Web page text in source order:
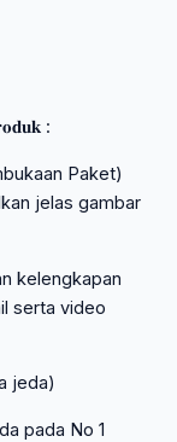
:
Paket)
jelas gambar
kelengkapan
serta video
jeda)
pada No 1